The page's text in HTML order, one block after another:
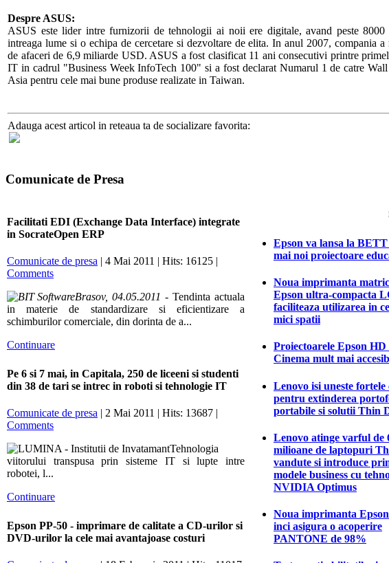
Despre ASUS:
ASUS este lider intre furnizorii de tehnologii ai noii ere digitale, avand peste 8000
intreaga lume si o echipa de cercetare si dezvoltare de elita. In anul 2007, compania a
de afaceri de 6,9 miliarde USD. ASUS a fost clasificat 11 ani consecutivi printre
IT in cadrul "Business Week InfoTech 100" si a fost declarat Numarul 1 de catre Wall
Asia pentru cele mai bune produse realizate in Taiwan.
Adauga acest articol in reteaua ta de socializare favorita:
Comunicate de Presa
Facilitati EDI (Exchange Data Interface) integrate
in SocrateOpen ERP
Comunicate de presa | 4 Mai 2011 | Hits: 16125 |
Comments
Brasov, 04.05.2011 - Tendinta actuala
in materie de standardizare si eficientizare a
schimburilor comerciale, din dorinta de a...
Continuare
Pe 6 si 7 mai, in Capitala, 250 de liceeni si studenti
din 38 de tari se intrec in roboti si tehnologie IT
Comunicate de presa | 2 Mai 2011 | Hits: 13687 |
Comments
Tehnologia
viitorului transpusa prin sisteme IT si lupte intre
robotei, l...
Continuare
Epson PP-50 - imprimare de calitate a CD-urilor si
DVD-urilor la cele mai avantajoase costuri
Epson va lansa la
mai noi proiectoare
Noua imprimanta
Epson ultra-compacta
faciliteaza utilizarea in
mici spatii
Proiectoarele Epson HD
Cinema mult mai
Lenovo isi uneste
pentru extinderea
portabile si solutii Thin
Lenovo atinge varful de
milioane de laptopuri
vandute si introduce
modele business cu
NVIDIA Optimus
Noua imprimanta
inci asigura o acoperire
PANTONE de 98%